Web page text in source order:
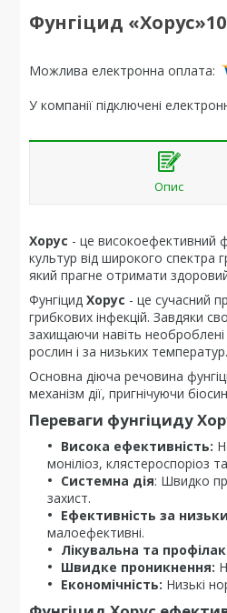
Фунгіцид
У компанії підключені
Опис
Хорус - це високоефективний
культур від широкого спектра
який прагне отримати
Фунгіцид Хорус - це сучасний
грибкових інфекцій. Завдяки
захищаючи навіть необроблені
рослин і за низьких температур.
Основна діюча речовина
механізм дії, пригнічуючи
Переваги фунгіциду
Висока ефективність:
моніліоз, клястероспоріоз та
Системна дія: Швидко
захист.
Ефективність за
малоефективні.
Лікувальна та
Швидке проникнення:
Економічність: Низькі